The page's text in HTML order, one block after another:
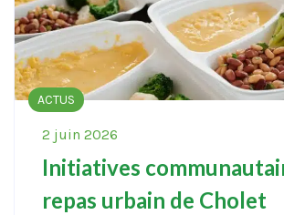
ACTUS
2 juin 2026
Initiatives
repas urbain de Cholet